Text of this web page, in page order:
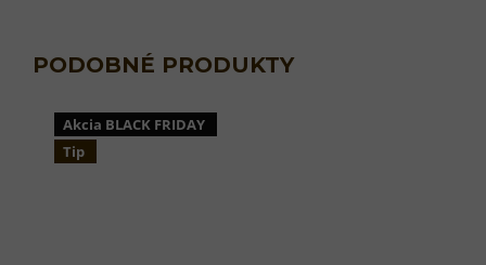
Akcia BLACK FRIDAY
Tip